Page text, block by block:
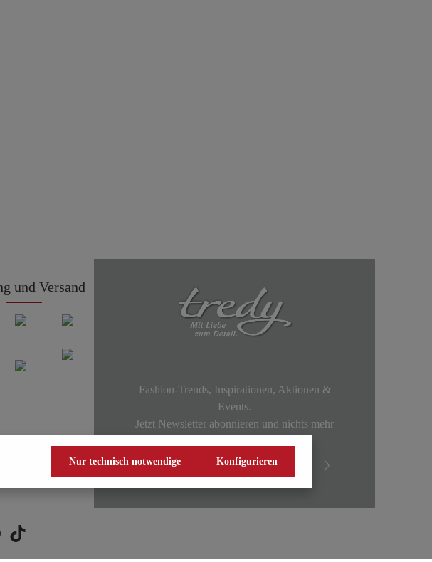
und Versand
Fashion-Trends, Inspirationen, Aktionen &
Events.
Jetzt Newsletter abonnieren und nichts mehr
Nur technisch notwendige Konfigurieren